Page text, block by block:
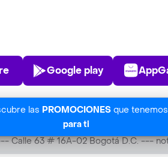
las PROMOCIONES que tenemos
para ti
Play Store
Google play
Calle 63 # 16A-02 Bogotá D.C. ---